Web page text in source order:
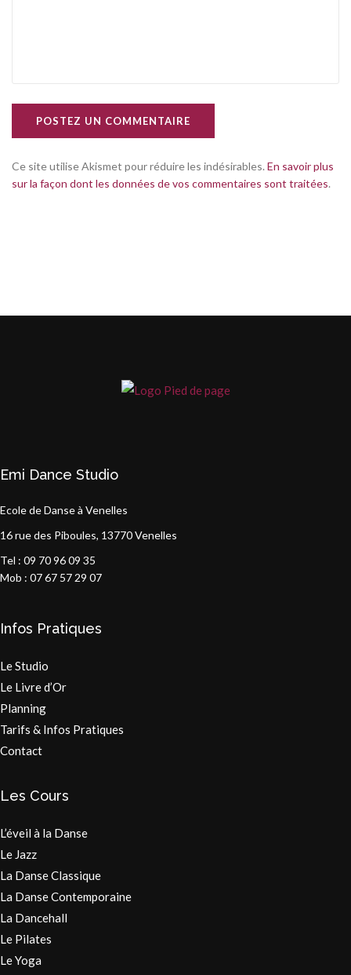
POSTEZ UN COMMENTAIRE
Ce site utilise Akismet pour réduire les indésirables. En savoir plus
sur la façon dont les données de vos commentaires sont traitées.
Emi Dance Studio
Ecole de Danse à Venelles
16 rue des Piboules, 13770 Venelles
Tel : 09 70 96 09 35
Mob : 07 67 57 29 07
Infos Pratiques
Le Studio
Le Livre d’Or
Planning
Tarifs & Infos Pratiques
Contact
Les Cours
L’éveil à la Danse
Le Jazz
La Danse Classique
La Danse Contemporaine
La Dancehall
Le Pilates
Le Yoga